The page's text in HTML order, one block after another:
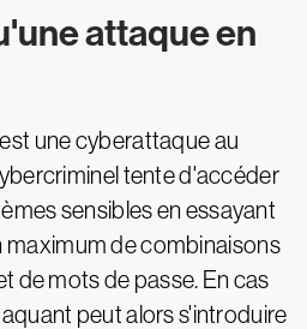
attaque en
une cyberattaque au
tente d'accéder
sensibles en essayant
de combinaisons
de mots de passe. En cas
peut alors s'introduire